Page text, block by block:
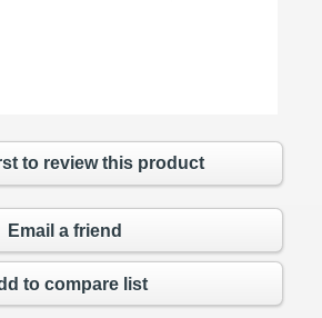
to review this product
Email a friend
to compare list